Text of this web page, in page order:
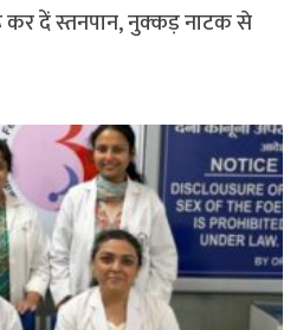
दें स्तनपान, नुक्कड़ नाटक से